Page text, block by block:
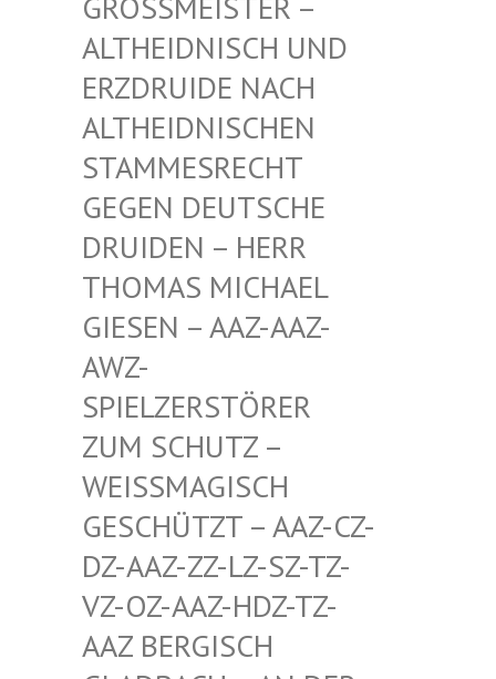
IDNISCH UND ERZDR
UIDE NACH ALTHE
IDNISCHEN STAMM
ESRECHT GEGEN
DEUTSCHE DRUID
EN – HERR THOMA
S MICHAEL GIESE
N – AAZ-AAZ-AWZ-S
PIEL
ZERSTÖRER ZUM S
CHUTZ – WEISSM
AGISCH GESCHÜ
TZT – AAZ-CZ-DZ-AAZ
-ZZ-LZ-SZ-TZ-VZ-OZ-
AAZ-HDZ-TZ-AAZ BE
RGISCH GLADBA